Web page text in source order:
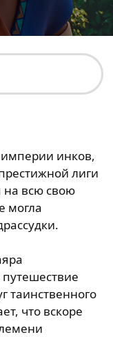
инков,
лиги
на всю свою
могла
таинственного
что вскоре